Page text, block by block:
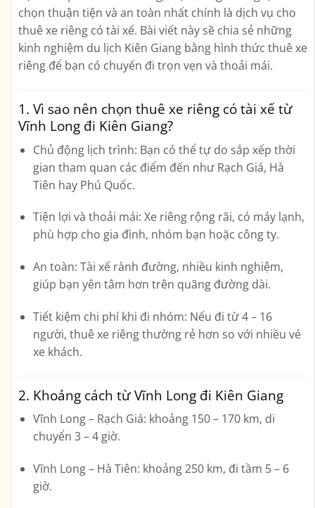
chọn thuận tiện và an toàn nhất chính là dịch vụ cho
thuê xe riêng có tài xế. Bài viết này sẽ chia sẻ những
kinh nghiệm du lịch Kiên Giang bằng hình thức thuê xe
riêng để bạn có chuyến đi trọn vẹn và thoải mái.
1. Vì sao nên chọn thuê xe riêng có tài xế từ
Vĩnh Long đi Kiên Giang?
Chủ động lịch trình: Bạn có thể tự do sắp xếp thời
gian tham quan các điểm đến như Rạch Giá, Hà
Tiên hay Phú Quốc.
Tiện lợi và thoải mái: Xe riêng rộng rãi, có máy lạnh,
phù hợp cho gia đình, nhóm bạn hoặc công ty.
An toàn: Tài xế rành đường, nhiều kinh nghiệm,
giúp bạn yên tâm hơn trên quãng đường dài.
Tiết kiệm chi phí khi đi nhóm: Nếu đi từ 4 – 16
người, thuê xe riêng thường rẻ hơn so với nhiều vé
xe khách.
2. Khoảng cách từ Vĩnh Long đi Kiên Giang
Vĩnh Long – Rạch Giá: khoảng 150 – 170 km, di
chuyển 3 – 4 giờ.
Vĩnh Long – Hà Tiên: khoảng 250 km, đi tầm 5 – 6
giờ.